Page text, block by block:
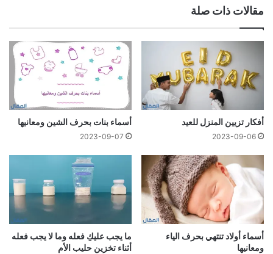
مقالات ذات صلة
أفكار تزيين المنزل للعيد
2023-09-06
أسماء بنات بحرف الشين ومعانيها
2023-09-07
أسماء أولاد تنتهي بحرف الياء
ومعانيها
ما يجب عليكِ فعله وما لا يجب فعله
أثناء تخزين حليب الأم